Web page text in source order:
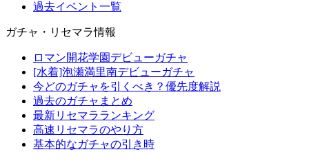
過去イベント一覧
ガチャ・リセマラ情報
ロマン開花学園デビューガチャ
[水着]泡瀬満里南デビューガチャ
今どのガチャを引くべき？優先度解説
過去のガチャまとめ
最新リセマラランキング
高速リセマラのやり方
基本的なガチャの引き時